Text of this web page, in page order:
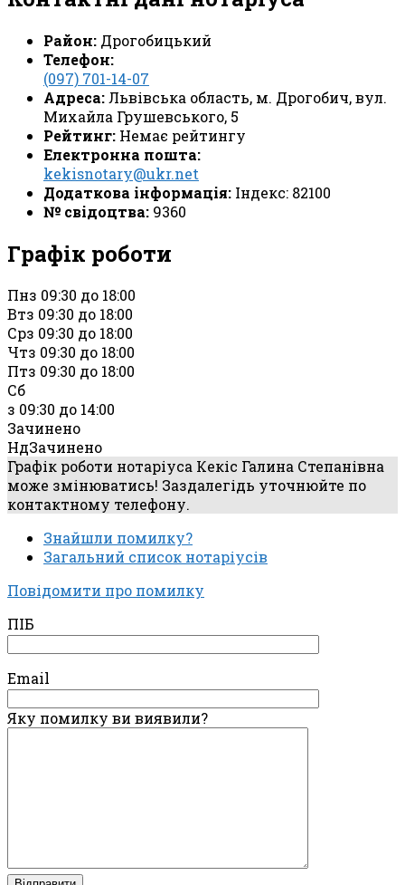
Район: Дрогобицький
Телефон:
(097) 701-14-07
Адреса: Львівська область, м. Дрогобич, вул.
Михайла Грушевського, 5
Рейтинг: Немає рейтингу
Електронна пошта:
kekisnotary@ukr.net
Додаткова інформація: Індекс: 82100
№ свідоцтва: 9360
Графік роботи
Пнз 09:30 до 18:00
Втз 09:30 до 18:00
Срз 09:30 до 18:00
Чтз 09:30 до 18:00
Птз 09:30 до 18:00
Сб
з 09:30 до 14:00
Зачинено
НдЗачинено
Графік роботи нотаріуса Кекіс Галина Степанівна
може змінюватись! Заздалегідь уточнюйте по
контактному телефону.
Знайшли помилку?
Загальний список нотаріусів
Повідомити про помилку
ПІБ
Email
Яку помилку ви виявили?